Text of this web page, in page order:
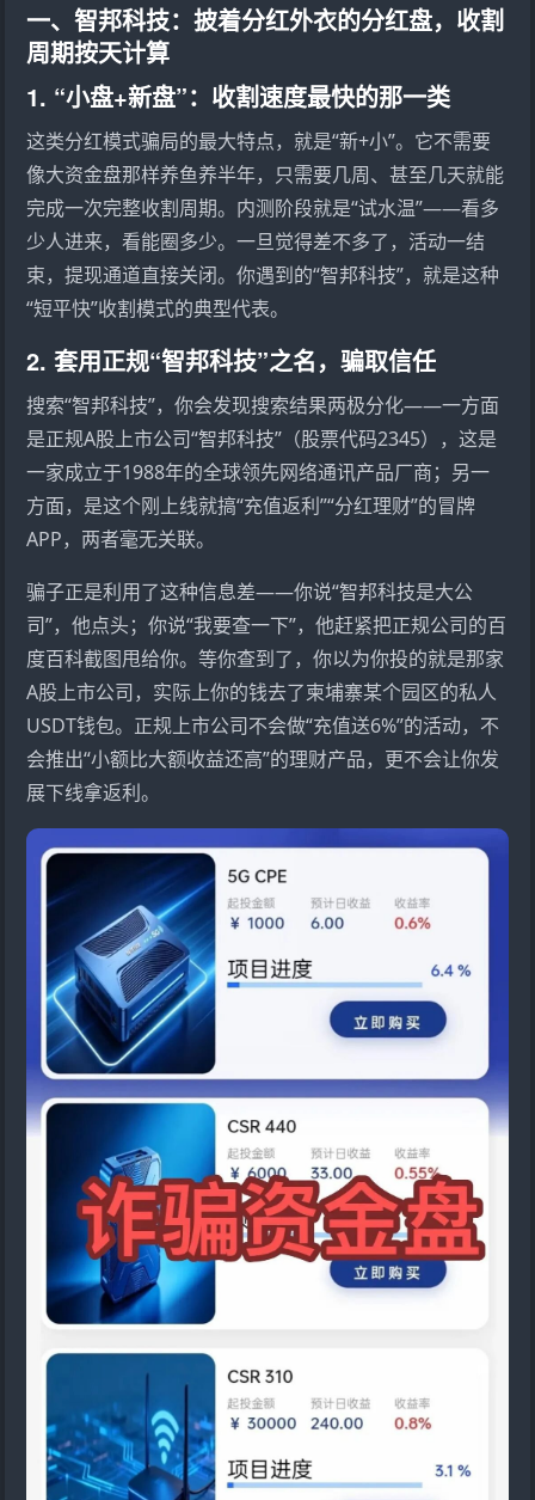
一、智邦科技：披着分红外衣的分红盘，收割
周期按天计算
1. “小盘+新盘”：收割速度最快的那一类
这类分红模式骗局的最大特点，就是“新+小”。它不需要
像大资金盘那样养鱼养半年，只需要几周、甚至几天就能
完成一次完整收割周期。内测阶段就是“试水温”——看多
少人进来，看能圈多少。一旦觉得差不多了，活动一结
束，提现通道直接关闭。你遇到的“智邦科技”，就是这种
“短平快”收割模式的典型代表。
2. 套用正规“智邦科技”之名，骗取信任
搜索“智邦科技”，你会发现搜索结果两极分化——一方面
是正规A股上市公司“智邦科技”（股票代码2345），这是
一家成立于1988年的全球领先网络通讯产品厂商；另一
方面，是这个刚上线就搞“充值返利”“分红理财”的冒牌
APP，两者毫无关联。
骗子正是利用了这种信息差——你说“智邦科技是大公
司”，他点头；你说“我要查一下”，他赶紧把正规公司的百
度百科截图甩给你。等你查到了，你以为你投的就是那家
A股上市公司，实际上你的钱去了柬埔寨某个园区的私人
USDT钱包。正规上市公司不会做“充值送6%”的活动，不
会推出“小额比大额收益还高”的理财产品，更不会让你发
展下线拿返利。